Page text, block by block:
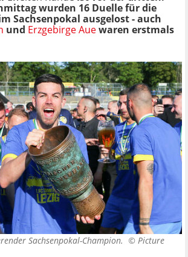
wurden 16 Duelle für die
Sachsenpokal ausgelost - auch
und Erzgebirge Auewaren erstmals
Sachsenpokal-Champion. © Picture